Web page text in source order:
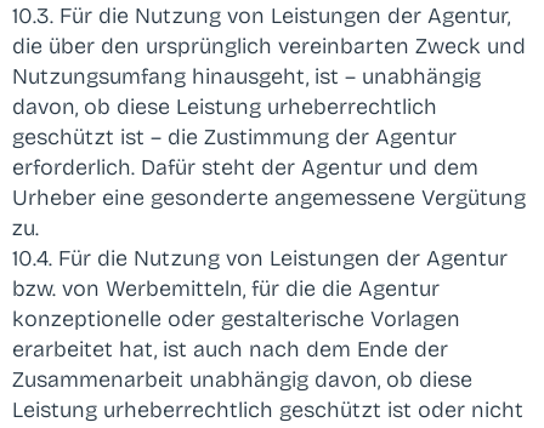
10.3. Für die Nutzung von Leistungen der Agentur,
die über den ursprünglich vereinbarten Zweck und
Nutzungsumfang hinausgeht, ist – unabhängig
davon, ob diese Leistung urheberrechtlich
geschützt ist – die Zustimmung der Agentur
erforderlich. Dafür steht der Agentur und dem
Urheber eine gesonderte angemessene Vergütung
zu.
10.4. Für die Nutzung von Leistungen der Agentur
bzw. von Werbemitteln, für die die Agentur
konzeptionelle oder gestalterische Vorlagen
erarbeitet hat, ist auch nach dem Ende der
Zusammenarbeit unabhängig davon, ob diese
Leistung urheberrechtlich geschützt ist oder nicht